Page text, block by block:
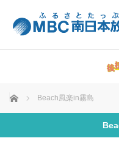
ホーム Beach風楽in霧島